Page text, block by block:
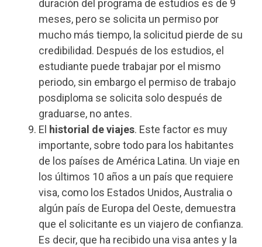
duración del programa de estudios es de 9
meses, pero se solicita un permiso por
mucho más tiempo, la solicitud pierde de su
credibilidad. Después de los estudios, el
estudiante puede trabajar por el mismo
periodo, sin embargo el permiso de trabajo
posdiploma se solicita solo después de
graduarse, no antes.
El historial de viajes. Este factor es muy
importante, sobre todo para los habitantes
de los países de América Latina. Un viaje en
los últimos 10 años a un país que requiere
visa, como los Estados Unidos, Australia o
algún país de Europa del Oeste, demuestra
que el solicitante es un viajero de confianza.
Es decir, que ha recibido una visa antes y la